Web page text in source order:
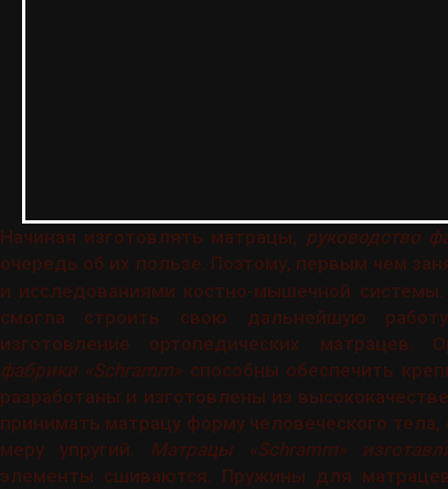
Начиная изготовлять матрацы, руководство
очередь об их пользе. Поэтому, первым чем
и исследованиями костно-мышечной
смогла строить свою дальнейшую
изготовление ортопедических матрацев.
фабрики «Schramm» способны обеспечить
разработаны и изготовлены из
принимать матрацу форму человеческого
меру упругий.
Матрацы «Schramm»
элементы сшиваются. Пружины для